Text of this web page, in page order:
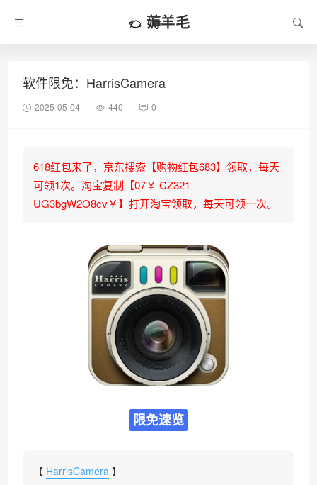
薅羊毛
软件限免：HarrisCamera
2025-05-04 440 0
618红包来了，京东搜索【购物红包683】领取，每天
可领1次。淘宝复制【07￥ CZ321
UG3bgW2O8cv￥】打开淘宝领取，每天可领一次。
限免速览
【 HarrisCamera 】